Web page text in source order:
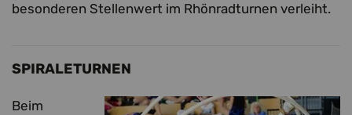
besonderen Stellenwert im Rhönradturnen verleiht.
SPIRALETURNEN
Beim